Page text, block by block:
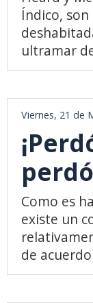
Índico,
ultramar
Viernes, 21 de
Como es
existe un
de